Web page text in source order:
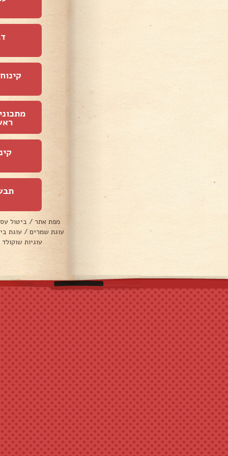
מפת אתר / ביטול
עוגת שמרים / עוגת
עוגיות